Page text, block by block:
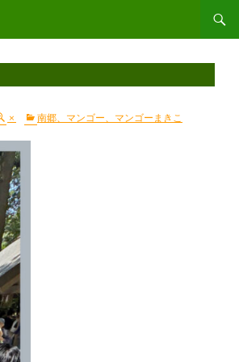
× 南郷、マンゴー、マンゴーまきこ